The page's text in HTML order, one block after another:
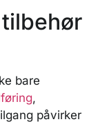
bare
,
påvirker